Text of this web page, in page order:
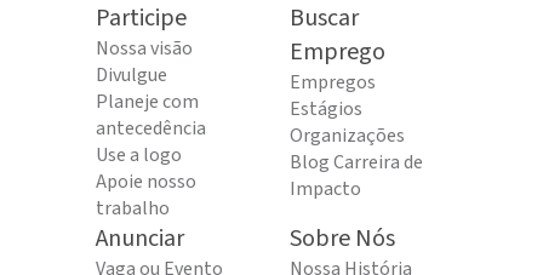
Participe
Nossa visão
Divulgue
Planeje com
antecedência
Use a logo
Apoie nosso
trabalho
Buscar
Emprego
Empregos
Estágios
Organizações
Blog Carreira de
Impacto
Anunciar
Vaga ou Evento
Sobre Nós
Nossa História